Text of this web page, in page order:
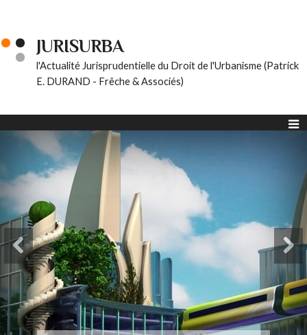
JURISURBA
l'Actualité Jurisprudentielle du Droit de l'Urbanisme (Patrick
E. DURAND - Frêche & Associés)